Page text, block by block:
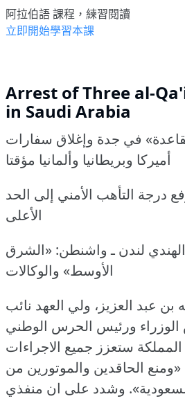
阿拉伯語 課程，練習閱讀
立即開始學習本課
Arrest of Three al-
in Saudi Arabia
في جدة وإغلاق سفارات
أميركا وبريطانيا وألمانيا مؤقتا
درجة التأهب الأمني إلى الحد
الأعلى
الهندي لندن ـ واشنطن: «الشرق
الأوسط» والوكالات
بن عبد العزيز، ولي العهد نائب
ورئيس الحرس الوطني
ستعزز جميع الاجراءات
«ومنع الحاقدين والموتورين من
وشدد على ان منفذي